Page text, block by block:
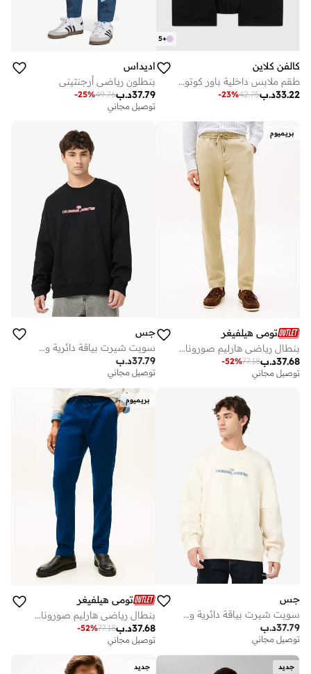
+
5
كالفن كلاين
طقم ملابس داخلية باور كوتون - 3 قطع
د.ب33.22
42.75
-23%
اديداس
بنطلون رياضي أرجنتيني
د.ب37.79
49.76
-25%
توصيل مجاني
بريميوم
تومي هيلفيغر
بنطال رياضي هارليم صورونا بحزام شداد
د.ب37.68
77.18
-52%
توصيل مجاني
جس
سويت شيرت بياقة دائرية وشعار
د.ب37.79
توصيل مجاني
جس
سويت شيرت بياقة دائرية وشعار
د.ب37.79
توصيل مجاني
بريميوم
تومي هيلفيغر
بنطال رياضي هارليم صورونا بحزام شداد
د.ب37.68
77.18
-52%
توصيل مجاني
جديد جديد